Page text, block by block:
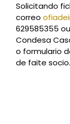
Solicitando
correo
629585355
Condesa
o formulario
de faite socio.